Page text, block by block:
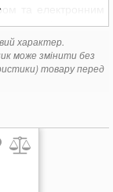
та електронним
систем, які
та повного
характер.
може змінити без
товару перед